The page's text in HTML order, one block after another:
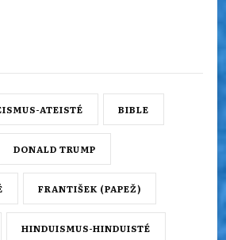
ATEISTÉ BIBLE
DONALD TRUMP
FRANTIŠEK (PAPEŽ)
HINDUISMUS-HINDUISTÉ